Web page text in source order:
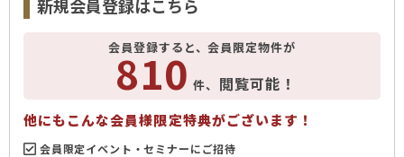
新規会員登録はこちら
会員登録すると、会員限定物件が
810 件、 閲覧可能！
他にもこんな会員様限定特典がございます！
会員限定イベント・セミナーにご招待